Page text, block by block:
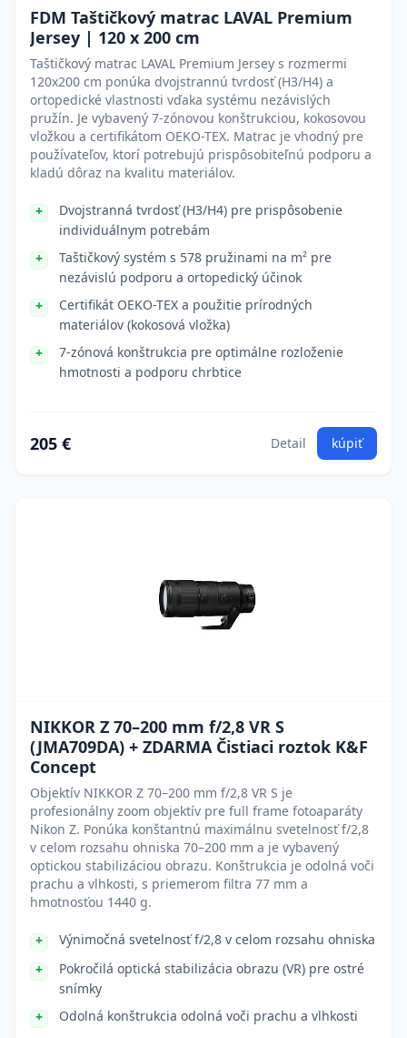
FDM Taštičkový matrac LAVAL Premium
Jersey | 120 x 200 cm
Taštičkový matrac LAVAL Premium Jersey s rozmermi
120x200 cm ponúka dvojstrannú tvrdosť (H3/H4) a
ortopedické vlastnosti vďaka systému nezávislých
pružín. Je vybavený 7-zónovou konštrukciou, kokosovou
vložkou a certifikátom OEKO-TEX. Matrac je vhodný pre
používateľov, ktorí potrebujú prispôsobiteľnú podporu a
kladú dôraz na kvalitu materiálov.
Dvojstranná tvrdosť (H3/H4) pre prispôsobenie
individuálnym potrebám
Taštičkový systém s 578 pružinami na m² pre
nezávislú podporu a ortopedický účinok
Certifikát OEKO-TEX a použitie prírodných
materiálov (kokosová vložka)
7-zónová konštrukcia pre optimálne rozloženie
hmotnosti a podporu chrbtice
205 € Detail kúpiť
NIKKOR Z 70–200 mm f/2,8 VR S
(JMA709DA) + ZDARMA Čistiaci roztok K&F
Concept
Objektív NIKKOR Z 70–200 mm f/2,8 VR S je
profesionálny zoom objektív pre full frame fotoaparáty
Nikon Z. Ponúka konštantnú maximálnu svetelnosť f/2,8
v celom rozsahu ohniska 70–200 mm a je vybavený
optickou stabilizáciou obrazu. Konštrukcia je odolná voči
prachu a vlhkosti, s priemerom filtra 77 mm a
hmotnosťou 1440 g.
Výnimočná svetelnosť f/2,8 v celom rozsahu ohniska
Pokročilá optická stabilizácia obrazu (VR) pre ostré
snímky
Odolná konštrukcia odolná voči prachu a vlhkosti